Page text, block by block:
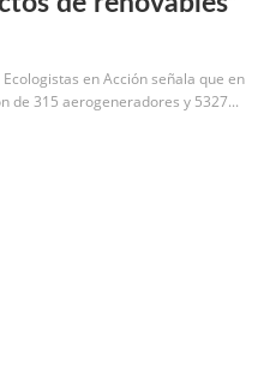
en Acción señala que en
de 315 aerogeneradores y 5327...